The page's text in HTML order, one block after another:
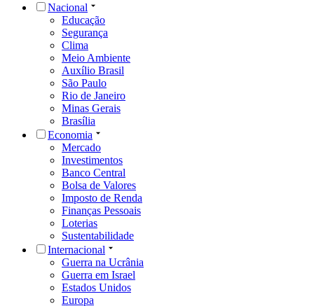
Nacional
Educação
Segurança
Clima
Meio Ambiente
Auxílio Brasil
São Paulo
Rio de Janeiro
Minas Gerais
Brasília
Economia
Mercado
Investimentos
Banco Central
Bolsa de Valores
Imposto de Renda
Finanças Pessoais
Loterias
Sustentabilidade
Internacional
Guerra na Ucrânia
Guerra em Israel
Estados Unidos
Europa